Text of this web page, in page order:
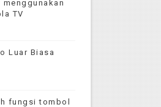
TV
Luar Biasa
fungsi tombol